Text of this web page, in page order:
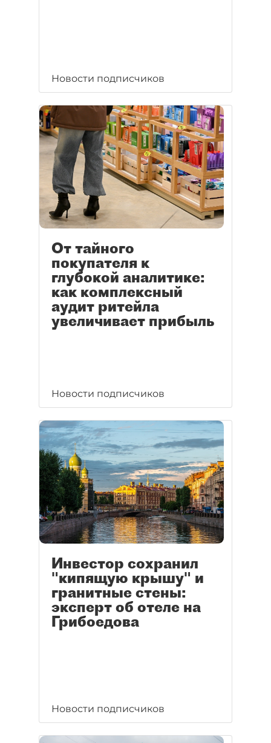
Новости подписчиков
От тайного
покупателя к
глубокой аналитике:
как комплексный
аудит ритейла
увеличивает прибыль
Новости подписчиков
Инвестор сохранил
"кипящую крышу" и
гранитные стены:
эксперт об отеле на
Грибоедова
Новости подписчиков